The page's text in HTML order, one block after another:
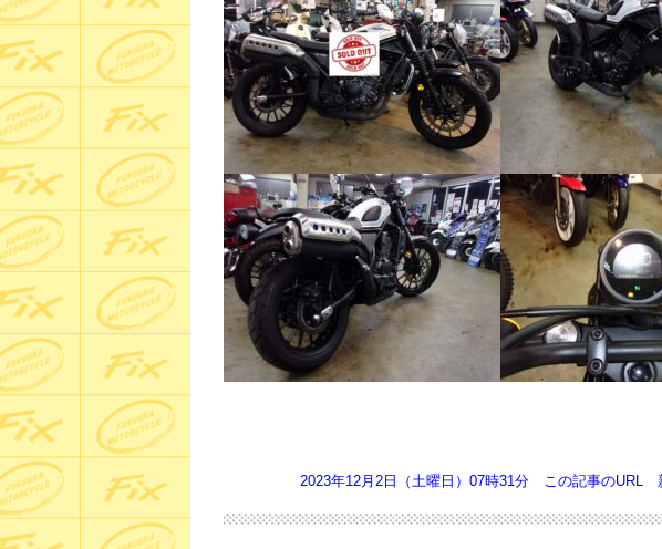
2023年12月2日（土曜日）07時31分 この記事のURL